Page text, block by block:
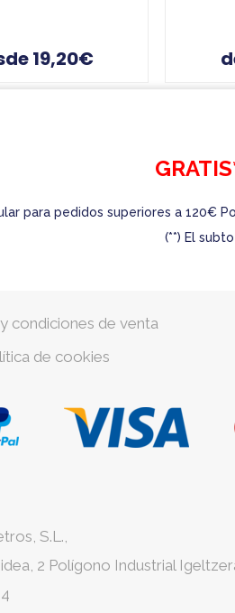
19,20€
para pedidos superiores a 120€
(**) El
condiciones de venta
de cookies
S.L.,
2 Polígono Industrial